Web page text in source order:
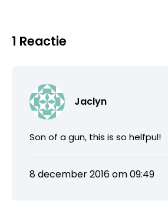
1 Reactie
Jaclyn
Son of a gun, this is so helfpul!
8 december 2016 om 09:49